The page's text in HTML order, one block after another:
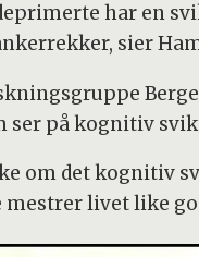
har en
sier
ser på kognitiv
om det kognitiv
livet like